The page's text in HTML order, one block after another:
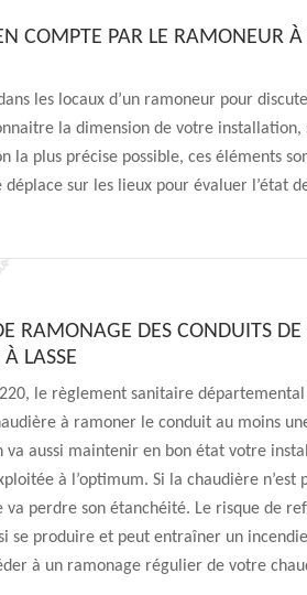
COMPTE PAR LE RAMONEUR À
les locaux d’un ramoneur pour
la dimension de votre installation,
la plus précise possible, ces éléments
sur les lieux pour évaluer l’état
RAMONAGE DES CONDUITS
LASSE
le règlement sanitaire
à ramoner le conduit au moins
va aussi maintenir en bon état votre
à l’optimum. Si la chaudière n’est
perdre son étanchéité. Le risque de
se produire et peut entraîner un
à un ramonage régulier de votre